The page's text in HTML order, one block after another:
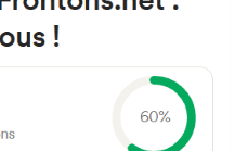
Province de
31